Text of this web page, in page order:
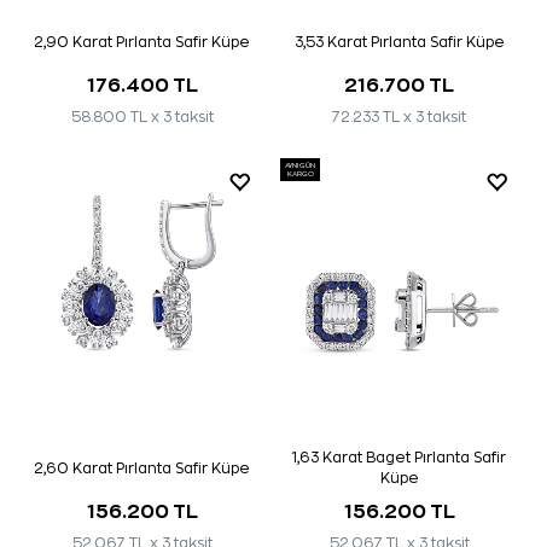
2,90 Karat Pırlanta Safir Küpe
176.400 TL
58.800 TL x 3 taksit
3,53 Karat Pırlanta Safir Küpe
216.700 TL
72.233 TL x 3 taksit
2,60 Karat Pırlanta Safir Küpe
156.200 TL
52.067 TL x 3 taksit
AYNI GÜN
KARGO
1,63 Karat Baget Pırlanta Safir
Küpe
156.200 TL
52.067 TL x 3 taksit